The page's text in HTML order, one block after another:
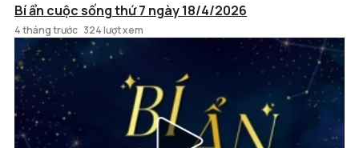
Bí ẩn cuộc sống thứ 7 ngày 18/4/2026
4 tháng trước 324 lượt xem